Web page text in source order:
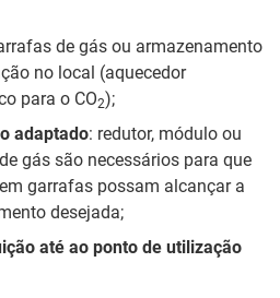
de gás ou armazenamento
no local (aquecedor
para o CO2);
adaptado: redutor, módulo ou
gás são necessários para que
garrafas possam alcançar a
desejada;
até ao ponto de utilização